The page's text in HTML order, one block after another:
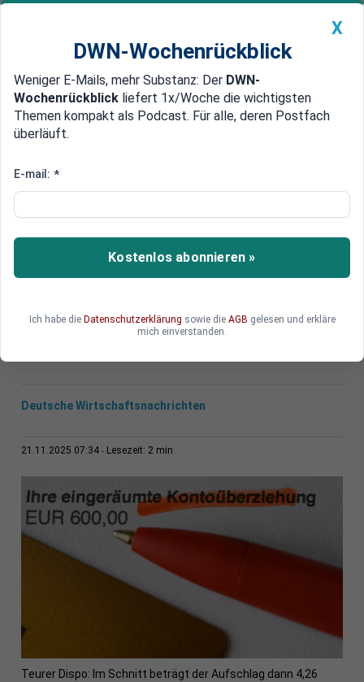
Newsticker MEIN DWN: Geldanlage Premium
Edelmetalle DWN-Magazin China
Teurer Überziehungs-Kredit:
Das Girokonto dauerhaft in den Miesen
stehenzulassen, ist keine gute Idee. Eine
Auswertung zeigt, dass vor allem bei kleineren
viele Bankkunden für Dispokredite fast 20
Prozent Zinsen zahlen müssen.
Deutsche Wirtschaftsnachrichten
21.11.2025 07:34 Lesezeit: 2 min
Teurer Dispo: Im Schnitt beträgt der Aufschlag dann 4,26
X
DWN-Wochenrückblick
Weniger E-Mails, mehr Substanz: Der DWN-
Wochenrückblick liefert 1x/Woche die wichtigsten
Themen kompakt als Podcast. Für alle, deren Postfach
überläuft.
E-mail: *
Kostenlos abonnieren »
Ich habe die Datenschutzerklärung sowie die AGB gelesen und erkläre
mich einverstanden.